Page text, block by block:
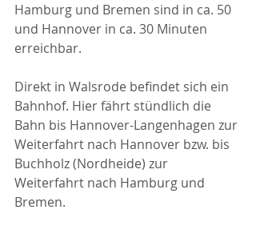
Hamburg und Bremen sind in ca. 50
und Hannover in ca. 30 Minuten
erreichbar.
Direkt in Walsrode befindet sich ein
Bahnhof. Hier fährt stündlich die
Bahn bis Hannover-Langenhagen zur
Weiterfahrt nach Hannover bzw. bis
Buchholz (Nordheide) zur
Weiterfahrt nach Hamburg und
Bremen.